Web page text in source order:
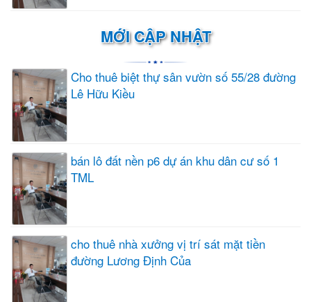
MỚI CẬP NHẬT
Cho thuê biệt thự sân vườn số 55/28 đường
Lê Hữu Kiều
bán lô đất nền p6 dự án khu dân cư số 1
TML
cho thuê nhà xưởng vị trí sát mặt tiền
đường Lương Định Của